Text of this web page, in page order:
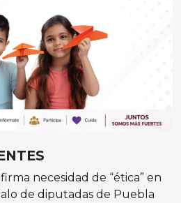
necesidad de “ética” en
de diputadas de Puebla